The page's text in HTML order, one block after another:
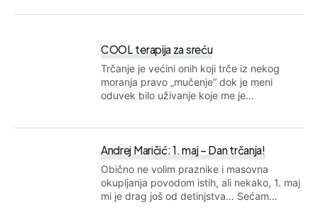
COOL terapija za sreću
Trčanje je većini onih koji trče iz nekog
moranja pravo „mučenje“ dok je meni
oduvek bilo uživanje koje me je…
Andrej Maričić: 1. maj – Dan trčanja!
Obično ne volim praznike i masovna
okupljanja povodom istih, ali nekako, 1. maj
mi je drag još od detinjstva… Sećam…